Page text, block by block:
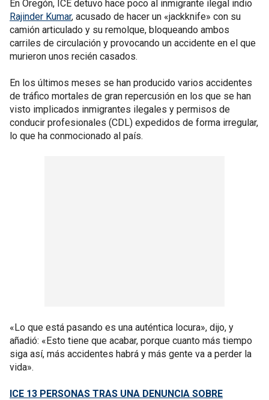
En Oregón, ICE detuvo hace poco al inmigrante ilegal indio
Rajinder Kumar, acusado de hacer un «jackknife» con su
camión articulado y su remolque, bloqueando ambos
carriles de circulación y provocando un accidente en el que
murieron unos recién casados.
En los últimos meses se han producido varios accidentes
de tráfico mortales de gran repercusión en los que se han
visto implicados inmigrantes ilegales y permisos de
conducir profesionales (CDL) expedidos de forma irregular,
lo que ha conmocionado al país.
«Lo que está pasando es una auténtica locura», dijo, y
añadió: «Esto tiene que acabar, porque cuanto más tiempo
siga así, más accidentes habrá y más gente va a perder la
vida».
ICE 13 PERSONAS TRAS UNA DENUNCIA SOBRE